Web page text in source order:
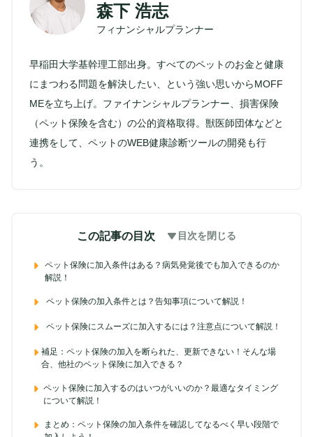
森下 浩志
フィナンシャルプランナー
早稲田大学基幹理工部出身。すべてのペットのお金と健康
にまつわる問題を解決したい、という強い思いからMOFF
MEを立ち上げ。ファイナンシャルプランナー、損害保険
（ペット保険を含む）の公的資格取得。獣医師団体などと
連携をして、ペットのWEB健康診断ツールの開発も行
う。
この記事の目次 目次を閉じる
ペット保険に加入条件はある？病気発覚後でも加入できるのか
解説！
ペット保険の加入条件とは？告知事項について解説！
ペット保険にスムーズに加入するには？注意点について解説！
補足：ペット保険の加入を断られた、更新できない！そんな場
合、他社のペット保険に加入できる？
ペット保険に加入するのはいつがいいのか？最適なタイミング
について解説！
まとめ：ペット保険の加入条件を確認してなるべく早い段階で